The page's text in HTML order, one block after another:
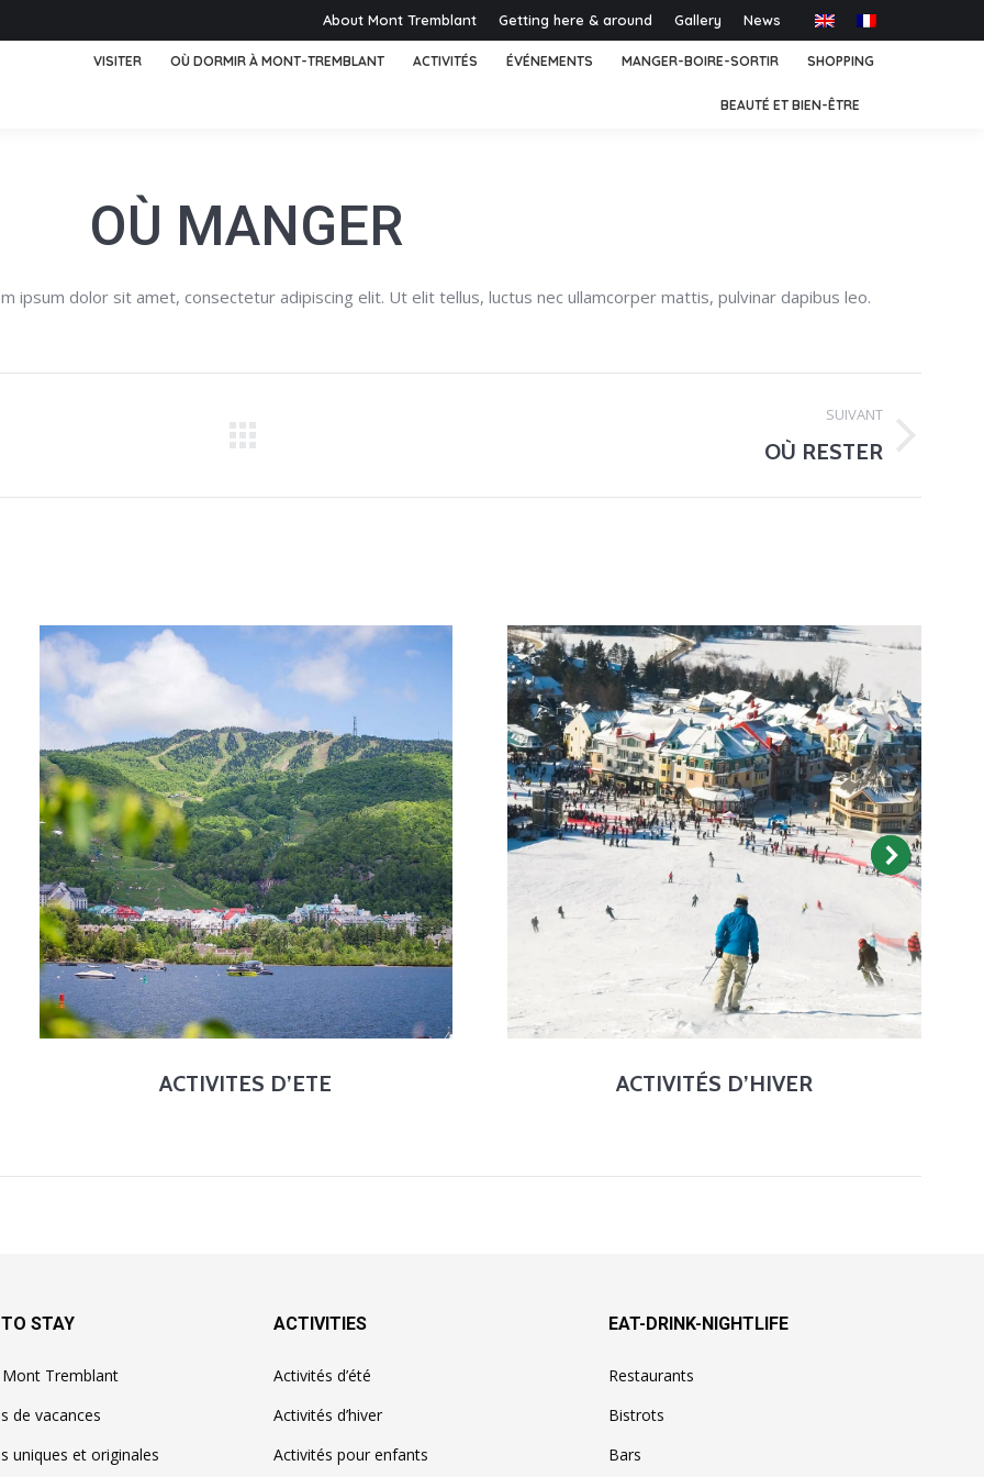
About Mont Tremblant Getting here & around Gallery News
VISITER OÙ DORMIR À MONT-TREMBLANT ACTIVITÉS ÉVÉNEMENTS MANGER-BOIRE-SORTIR SHOPPING
BEAUTÉ ET BIEN-ÊTRE
OÙ MANGER
ipsum dolor sit amet, consectetur adipiscing elit. Ut elit tellus, luctus nec ullamcorper mattis, pulvinar dapibus leo.
SUIVANT
OÙ RESTER
ACTIVITES D’ETE ACTIVITÉS D’HIVER
STAY
Tremblant
de vacances
uniques et originales
ACTIVITIES
Activités d’été
Activités d’hiver
Activités pour enfants
EAT-DRINK-NIGHTLIFE
Restaurants
Bistrots
Bars